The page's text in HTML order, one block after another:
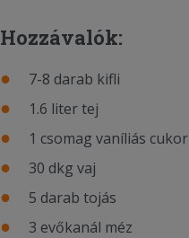
Hozzávalók:
7-8 darab kifli
1.6 liter tej
1 csomag vaníliás cukor
30 dkg vaj
5 darab tojás
3 evőkanál méz